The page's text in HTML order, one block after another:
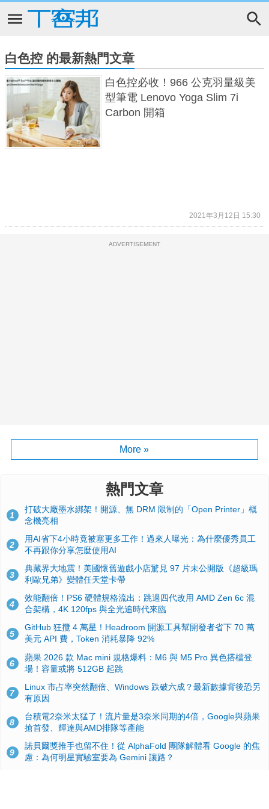
白色控 的最新熱門文章
白色控必收！966 公克羽量級美
型筆電 Lenovo Yoga Slim 7i
Carbon 開箱
2021年3月12日 15:30
ADVERTISEMENT
More »
熱門文章
1
打破大廠墨水綁架！開源、無 DRM 限制的「Open Printer」概
念機亮相
2
用AI省下4小時竟被塞更多工作！過來人曝光：為什麼優秀員工
不再跟你分享怎麼使用AI
3
典藏界大地震！美國懷舊遊戲小店驚見 97 片未公開版《超級瑪
利歐兄弟》變體任天堂卡帶
4
效能翻倍！PS6 硬體規格流出：跳過四代改用 AMD Zen 6c 混
合架構，4K 120fps 與全光追時代來臨
5
GitHub 狂攬 4 萬星！Headroom 開源工具幫開發者省下 70 萬
美元 API 費，Token 消耗暴降 92%
6
蘋果 2026 款 Mac mini 規格爆料：M6 與 M5 Pro 異色搭檔登
場！容量或將 512GB 起跳
7
Linux 市占率突然翻倍、Windows 跌破六成？最新數據背後恐另
有原因
8
台積電2奈米太猛了！流片量是3奈米同期的4倍，Google與蘋果
搶首發、輝達與AMD排隊等產能
9
諾貝爾獎推手也留不住！從 AlphaFold 團隊解體看 Google 的焦
慮：為何明星實驗室要為 Gemini 讓路？